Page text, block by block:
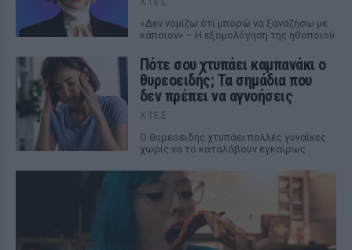
«Δεν νομίζω ότι μπορώ να ξαναζήσω με
κάποιον» – Η εξομολόγηση της ηθοποιού
Πότε σου χτυπάει καμπανάκι ο
θυρεοειδής; Τα σημάδια που
δεν πρέπει να αγνοήσεις
ΧΤΕΣ
Ο θυρεοειδής χτυπάει πολλές γυναίκες
χωρίς να το καταλάβουν εγκαίρως